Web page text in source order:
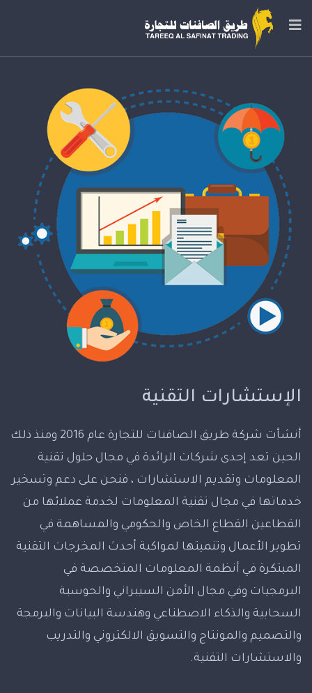
الإستشارات التقنية
أنشأت شركة طريق الصافنات للتجارة عام 2016 ومنذ ذلك
الحين تعد إحدى شركات الرائدة في مجال حلول تقنية
المعلومات وتقديم الاستشارات ، فنحن على دعم وتسخير
خدماتها في مجال تقنية المعلومات لخدمة عملائها من
القطاعين القطاع الخاص والحكومي والمساهمة في
تطوير الأعمال وتنميتها لمواكبة أحدث المخرجات التقنية
المبتكرة في أنظمة المعلومات المتخصصة في
البرمجيات وفي مجال الأمن السيبراني والحوسبة
السحابية والذكاء الاصطناعي وهندسة البيانات والبرمجة
والتصميم والمونتاج والتسويق الالكتروني والتدريب
والاستشارات التقنية.